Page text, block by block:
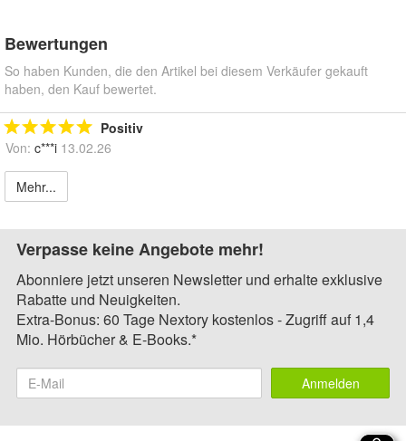
Bewertungen
So haben Kunden, die den Artikel bei diesem Verkäufer gekauft
haben, den Kauf bewertet.
Positiv
Von: c***i 13.02.26
Mehr...
Verpasse keine Angebote mehr!
Abonniere jetzt unseren Newsletter und erhalte exklusive
Rabatte und Neuigkeiten.
Extra-Bonus: 60 Tage Nextory kostenlos - Zugriff auf 1,4
Mio. Hörbücher & E-Books.*
Anmelden